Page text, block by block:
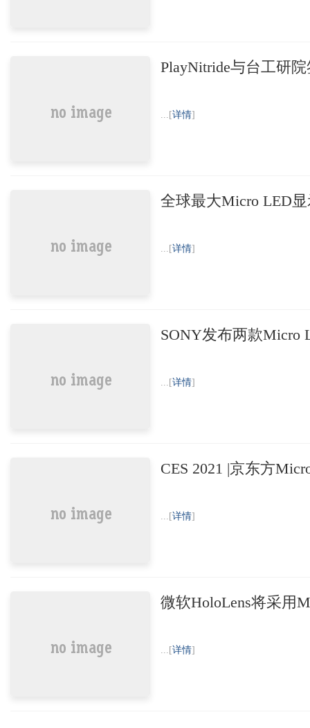
PlayNitride与台工研
...[详情]
全球最大Micro LED
...[详情]
SONY发布两款Micro
...[详情]
CES 2021 |京东方
...[详情]
微软HoloLens将采用
...[详情]